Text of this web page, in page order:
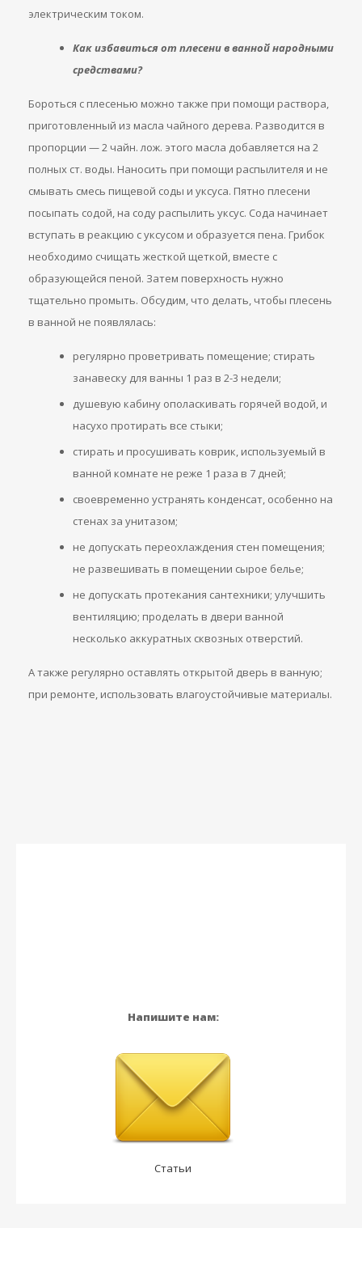
электрическим током.
Как избавиться от плесени в ванной народными
средствами?
Бороться с плесенью можно также при помощи раствора,
приготовленный из масла чайного дерева. Разводится в
пропорции — 2 чайн. лож. этого масла добавляется на 2
полных ст. воды. Наносить при помощи распылителя и не
смывать смесь пищевой соды и уксуса. Пятно плесени
посыпать содой, на соду распылить уксус. Сода начинает
вступать в реакцию с уксусом и образуется пена. Грибок
необходимо счищать жесткой щеткой, вместе с
образующейся пеной. Затем поверхность нужно
тщательно промыть. Обсудим, что делать, чтобы плесень
в ванной не появлялась:
регулярно проветривать помещение; стирать
занавеску для ванны 1 раз в 2-3 недели;
душевую кабину ополаскивать горячей водой, и
насухо протирать все стыки;
стирать и просушивать коврик, используемый в
ванной комнате не реже 1 раза в 7 дней;
своевременно устранять конденсат, особенно на
стенах за унитазом;
не допускать переохлаждения стен помещения;
не развешивать в помещении сырое белье;
не допускать протекания сантехники; улучшить
вентиляцию; проделать в двери ванной
несколько аккуратных сквозных отверстий.
А также регулярно оставлять открытой дверь в ванную;
при ремонте, использовать влагоустойчивые материалы.
Напишите нам:
Статьи